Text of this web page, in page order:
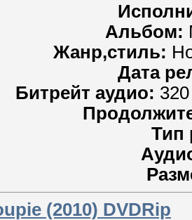
Альбом:
Жанр,стиль:
Дата
Битрейт аудио:
Тип
(2010) DVDRip